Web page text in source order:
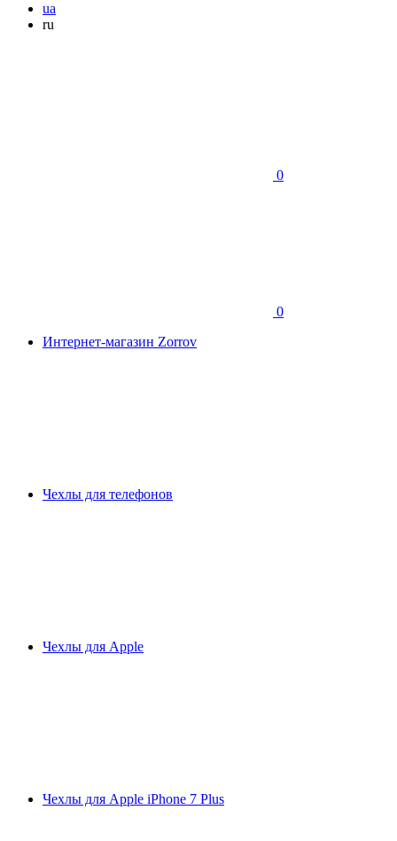
ua
ru
0
0
Интернет-магазин Zorrov
Чехлы для телефонов
Чехлы для Apple
Чехлы для Apple iPhone 7 Plus